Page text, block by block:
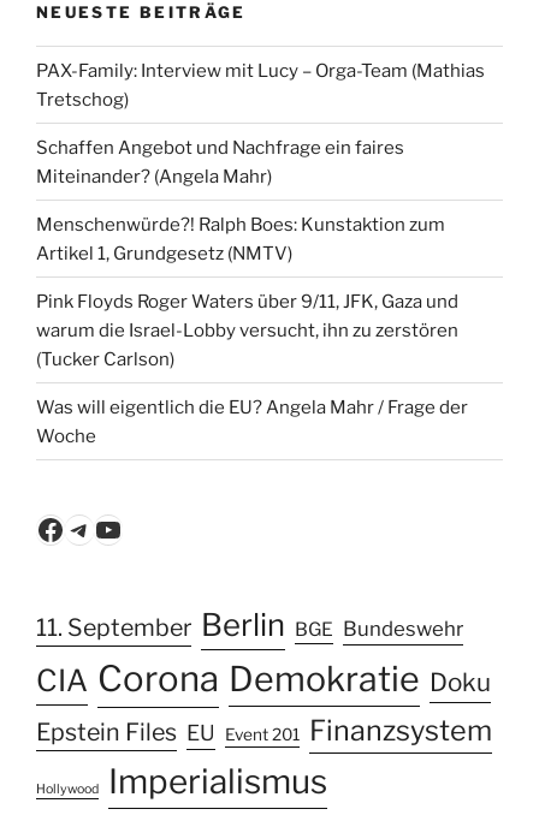
NEUESTE BEITRÄGE
PAX-Family: Interview mit Lucy – Orga-Team (Mathias
Tretschog)
Schaffen Angebot und Nachfrage ein faires
Miteinander? (Angela Mahr)
Menschenwürde?! Ralph Boes: Kunstaktion zum
Artikel 1, Grundgesetz (NMTV)
Pink Floyds Roger Waters über 9/11, JFK, Gaza und
warum die Israel-Lobby versucht, ihn zu zerstören
(Tucker Carlson)
Was will eigentlich die EU? Angela Mahr / Frage der
Woche
Facebook
Telegram
YouTube
11. September Berlin BGE Bundeswehr
CIA Corona Demokratie Doku
Epstein Files EU Event 201 Finanzsystem
Hollywood
Imperialismus